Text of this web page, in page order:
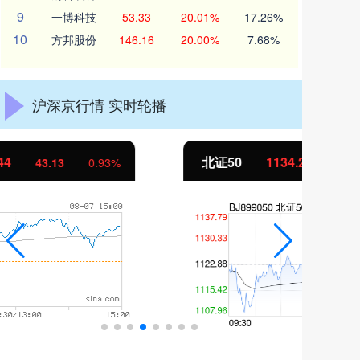
9 一博科技 53.33 20.01% 17.26%
10 方邦股份 146.16 20.00% 7.68%
沪深京行情 实时轮播
北证50 1134.24 11.37 1.01%